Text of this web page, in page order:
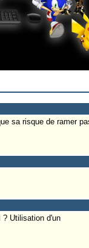
sa risque de ramer
Utilisation d'un